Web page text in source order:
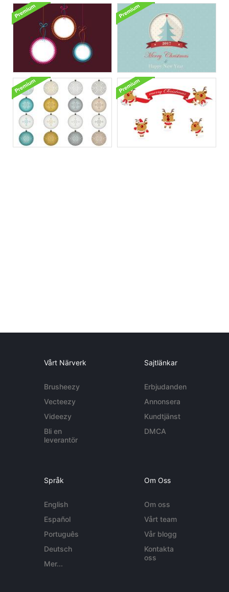
Vårt Närverk
Brusheezy
Vecteezy
Videezy
Bli en
leverantör
Sajtlänkar
Erbjudanden
Annonsera
Kundtjänst
DMCA
Språk
English
Español
Português
Deutsch
Mer...
Om Oss
Om oss
Vårt team
Vår blogg
Kontakta
oss